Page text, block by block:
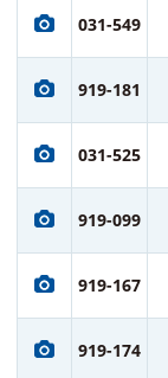
031-549
919-181
031-525
919-099
919-167
919-174